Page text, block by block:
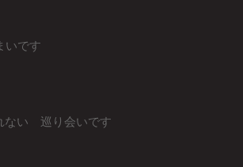
です
ない 巡り会いです